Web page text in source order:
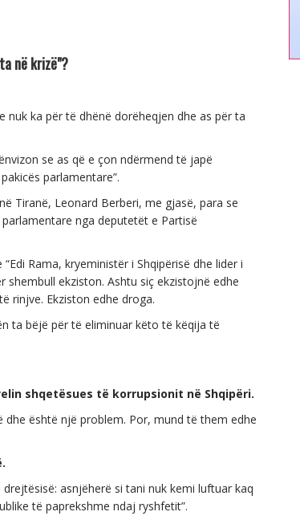
në krizë"?
nuk ka për të dhënë dorëheqjen dhe as për ta
se as që e çon ndërmend të japë
parlamentare”.
Tiranë, Leonard Berberi, me gjasë, para se
nga deputetët e Partisë
Rama, kryeministër i Shqipërisë dhe lider i
ekziston. Ashtu siç ekzistojnë edhe
rinjve. Ekziston edhe droga.
ta bëjë për të eliminuar këto të këqija të
shqetësues të korrupsionit në Shqipëri.
dhe është një problem. Por, mund të them edhe
asnjëherë si tani nuk kemi luftuar kaq
të paprekshme ndaj ryshfetit”.